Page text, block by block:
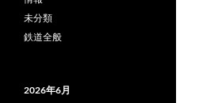
未分類
鉄道全般
2026年6月